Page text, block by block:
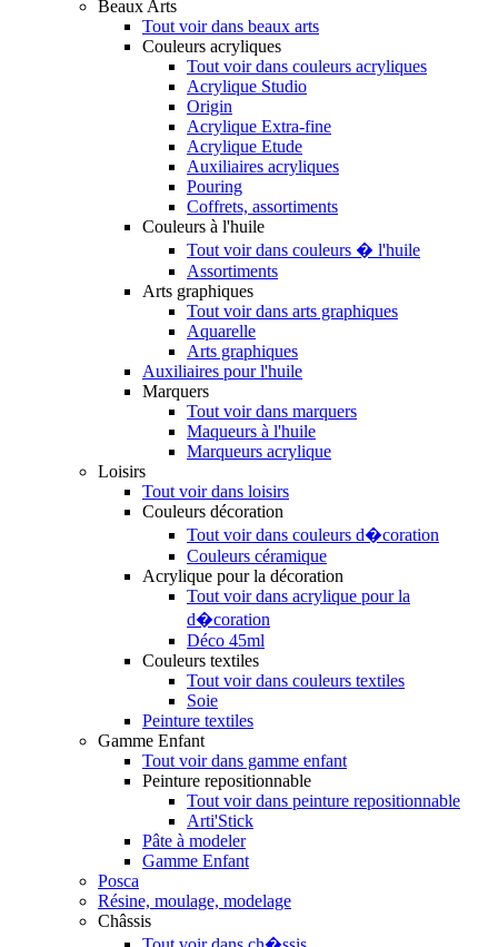
Beaux Arts
Tout voir dans beaux arts
Couleurs acryliques
Tout voir dans couleurs acryliques
Acrylique Studio
Origin
Acrylique Extra-fine
Acrylique Etude
Auxiliaires acryliques
Pouring
Coffrets, assortiments
Couleurs à l'huile
Tout voir dans couleurs � l'huile
Assortiments
Arts graphiques
Tout voir dans arts graphiques
Aquarelle
Arts graphiques
Auxiliaires pour l'huile
Marquers
Tout voir dans marquers
Maqueurs à l'huile
Marqueurs acrylique
Loisirs
Tout voir dans loisirs
Couleurs décoration
Tout voir dans couleurs d�coration
Couleurs céramique
Acrylique pour la décoration
Tout voir dans acrylique pour la
d�coration
Déco 45ml
Couleurs textiles
Tout voir dans couleurs textiles
Soie
Peinture textiles
Gamme Enfant
Tout voir dans gamme enfant
Peinture repositionnable
Tout voir dans peinture repositionnable
Arti'Stick
Pâte à modeler
Gamme Enfant
Posca
Résine, moulage, modelage
Châssis